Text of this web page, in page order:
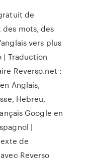
de
mots, des
vers plus
| Traduction
Reverso.net :
Anglais,
Hebreu,
Google en
|
de
Reverso